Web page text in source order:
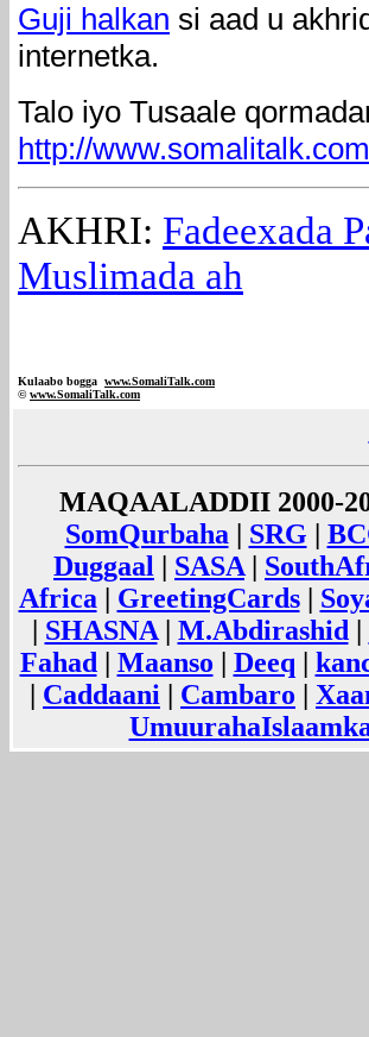
Guji halkan si aad u
internetka.
Talo iyo Tusaale
http://
AKHRI: Fadeexada
Muslimada ah
Kulaabo bogga www.SomaliTalk.com
©www.SomaliTalk.com
MAQAALADDII 2000-
SomQurbaha | SRG |
Duggaal | SASA |
Africa | GreetingCards|
| SHASNA| M.Abdirashid |
Fahad | Maanso | Deeq |
| Caddaani | Cambaro |